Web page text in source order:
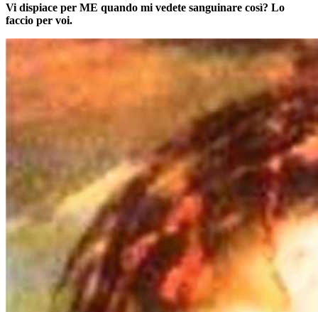
Vi dispiace per ME quando mi vedete sanguinare così? Lo
faccio per voi.